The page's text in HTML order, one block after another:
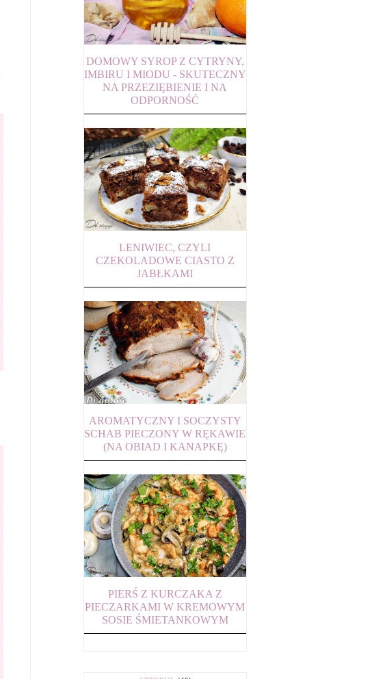
DOMOWY SYROP Z CYTRYNY,
IMBIRU I MIODU - SKUTECZNY
NA PRZEZIĘBIENIE I NA
ODPORNOŚĆ
LENIWIEC, CZYLI
CZEKOLADOWE CIASTO Z
JABŁKAMI
AROMATYCZNY I SOCZYSTY
SCHAB PIECZONY W RĘKAWIE
(NA OBIAD I KANAPKĘ)
PIERŚ Z KURCZAKA Z
PIECZARKAMI W KREMOWYM
SOSIE ŚMIETANKOWYM